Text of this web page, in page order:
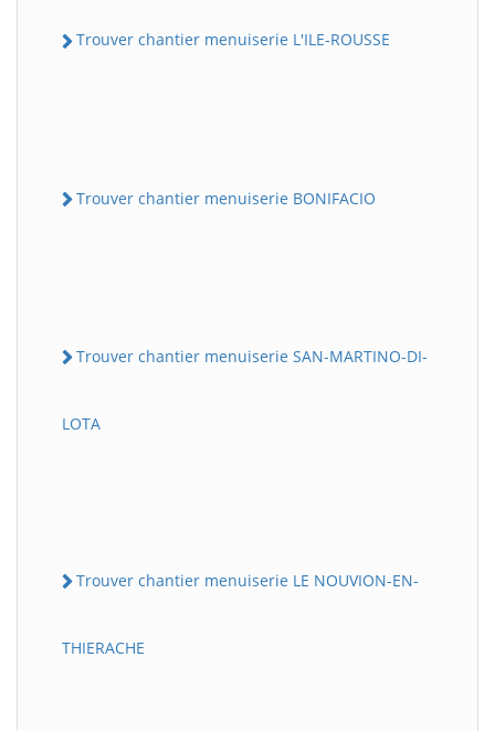
Trouver chantier menuiserie L'ILE-ROUSSE
Trouver chantier menuiserie BONIFACIO
Trouver chantier menuiserie SAN-MARTINO-DI-
LOTA
Trouver chantier menuiserie LE NOUVION-EN-
THIERACHE